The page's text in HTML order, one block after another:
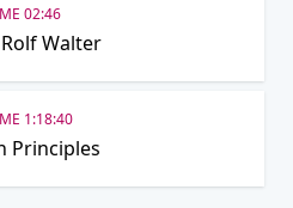
02:46
Walter
1:18:40
Principles